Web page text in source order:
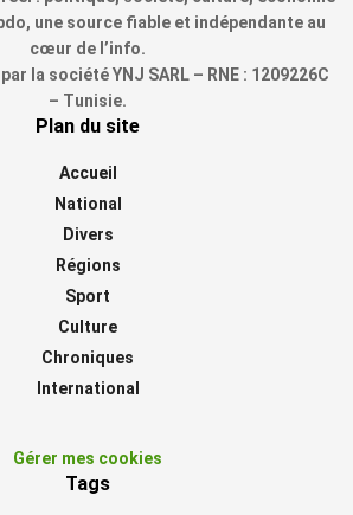
une source fiable et indépendante au
cœur de l’info.
la société YNJ SARL – RNE : 1209226C
– Tunisie.
Plan du site
Accueil
National
Divers
Régions
Sport
Culture
Chroniques
International
Gérer mes cookies
Tags